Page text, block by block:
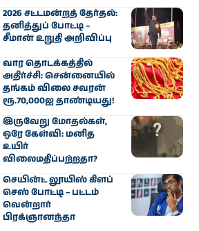
2026 சட்டமன்றத் தேர்தல்:
தனித்துப் போட்டி –
சீமான் உறுதி அறிவிப்பு
வார தொடக்கத்தில்
அதிர்ச்சி: சென்னையில்
தங்கம் விலை சவரன்
ரூ.70,000ஐ தாண்டியது!
இருவேறு மோதல்கள்,
ஒரே கேள்வி: மனித
உயிர்
விலைமதிப்பற்றதா?
செயின்ட் லூயிஸ் கிளப்
செஸ் போட்டி – பட்டம்
வென்றார்
பிரக்ஞானந்தா